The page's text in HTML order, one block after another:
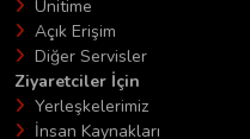
Unitime
Açık Erişim
Diğer Servisler
Ziyaretciler İçin
Yerleşkelerimiz
İnsan Kaynakları